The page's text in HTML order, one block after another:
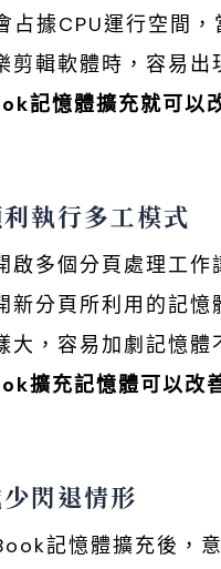
占據CPU運行空間，
剪輯軟體時，容易出
記憶體擴充就可以
執行多工模式
啟多個分頁處理工作
新分頁所利用的記憶
大，容易加劇記憶體
擴充記憶體可以改
閃退情形
記憶體擴充後，